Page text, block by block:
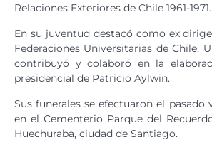
Relaciones Exteriores de Chile 1961-1971.
En su juventud destacó como ex
Federaciones Universitarias de Chile,
contribuyó y colaboró en la
presidencial de Patricio Aylwin.
Sus funerales se efectuaron el pasado
en el Cementerio Parque del
Huechuraba, ciudad de Santiago.